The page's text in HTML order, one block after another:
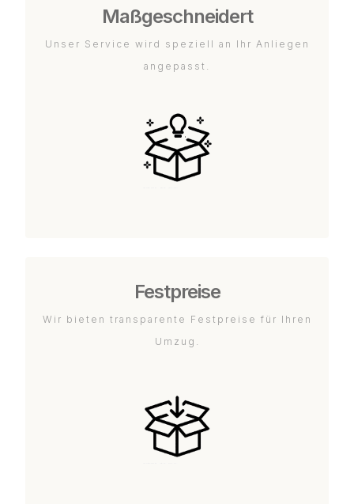
Maßgeschneidert
Unser Service wird speziell an Ihr Anliegen
angepasst.
Festpreise
Wir bieten transparente Festpreise für Ihren
Umzug.